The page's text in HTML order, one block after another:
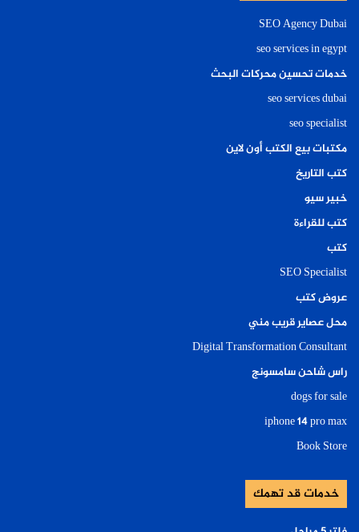
SEO Agency Dubai
seo services in egypt
خدمات تحسين محركات البحث
seo services dubai
seo specialist
مكتبات بيع الكتب أون لاين
كتب التاريخ
خبير سيو
كتب للقراءة
كتب
SEO Specialist
عروض كتب
محل عصاير قريب مني
Digital Transformation Consultant
راس شاحن سامسونج
dogs for sale
iphone 14 pro max
Book Store
خدمات قد تهمك